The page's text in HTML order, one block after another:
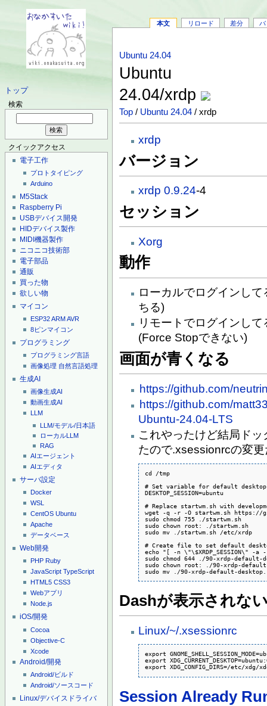
トップ
検索
クイックアクセス
電子工作
プロトタイピング
Arduino
M5Stack
Raspberry Pi
USBデバイス開発
HIDデバイス製作
MIDI機器製作
ニコニコ技術部
電子部品
通販
買った物
欲しい物
マイコン
ESP32ARMAVR
8ピンマイコン
プログラミング
プログラミング言語
画像処理 自然言語処理
生成AI
画像生成AI
動画生成AI
LLM
LLM/モデル/日本語
ローカルLLM
RAG
AIエージェント
AIエディタ
サーバ設定
Docker
WSL
CentOS Ubuntu
Apache
データベース
Web開発
PHP Ruby
JavaScript TypeScript
HTML5 CSS3
Webアプリ
Node.js
iOS/開発
Cocoa
Objective-C
Xcode
Android/開発
Android/ビルド
Android/ソースコード
Linux/デバイスドライバ
本文 リロード 差分 バ
Ubuntu 24.04
Ubuntu
24.04/xrdp
Top / Ubuntu 24.04 / xrdp
xrdp
バージョン
xrdp 0.9.24-4
セッション
Xorg
動作
ローカルでログインし
ちる)
リモートでログインし
(Force Stopできない)
画面が青くなる
https://github.com/
https://github.com/
Ubuntu-24.04-LTS
これやったけど結局ド
たので.xsessionrcの変
cd /tmp
# Set variable for default
DESKTOP_SESSION=ubuntu
# Replace startwm.sh with
wget -q -r -O startwm.sh https://
sudo chmod 755 ./startwm.sh
sudo chown root: ./startwm.sh
sudo mv ./startwm.sh /etc/xrdp
# Create file to set default
echo "[ -n \"\$XRDP_SESSION\" -a -z
sudo chmod 644 ./90-xrdp-default-
sudo chown root: ./90-xrdp-
sudo mv ./90-xrdp-default-
Dashが表示されな
Linux/~/.xsessionrc
export
export
export XDG_CONFIG_DIRS=/etc/
Session Already